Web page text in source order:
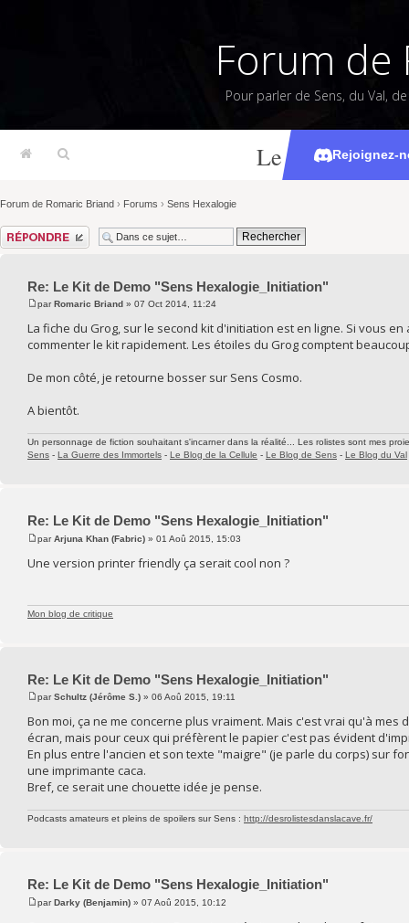
Forum de
Pour parler de Sens, du Val,
Rejoignez-
Le Kit de
Forum de Romaric Briand › Forums › Sens Hexalogie
Répondre
Re: Le Kit de Demo "Sens Hexalogie_Initiation"
parRomaric Briand » 07 Oct 2014, 11:24
La fiche du Grog, sur le second kit d'initiation est en ligne. Si vous
commenter le kit rapidement. Les étoiles du Grog comptent
De mon côté, je retourne bosser sur Sens Cosmo.
A bientôt.
Un personnage de fiction souhaitant s'incarner dans la réalité... Les rolistes sont mes
Sens - La Guerre des Immortels - Le Blog de la Cellule - Le Blog de Sens - Le Blog du Val
Re: Le Kit de Demo "Sens Hexalogie_Initiation"
parArjuna Khan (Fabric) » 01 Aoû 2015, 15:03
Une version printer friendly ça serait cool non ?
Mon blog de critique
Re: Le Kit de Demo "Sens Hexalogie_Initiation"
parSchultz (Jérôme S.) » 06 Aoû 2015, 19:11
Bon moi, ça ne me concerne plus vraiment. Mais c'est vrai qu'à
écran, mais pour ceux qui préfèrent le papier c'est pas évident
En plus entre l'ancien et son texte "maigre" (je parle du corps) sur
une imprimante caca.
Bref, ce serait une chouette idée je pense.
Podcasts amateurs et pleins de spoilers sur Sens : http://desrolistesdanslacave.fr/
Re: Le Kit de Demo "Sens Hexalogie_Initiation"
parDarky (Benjamin) » 07 Aoû 2015, 10:12